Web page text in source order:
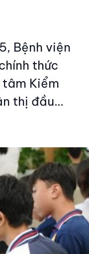
Bệnh viện
thức
tâm Kiểm
thị đầu…